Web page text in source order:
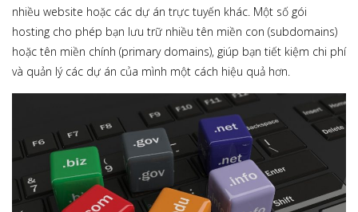
nhiều website hoặc các dự án trực tuyến khác. Một số gói
hosting cho phép bạn lưu trữ nhiều tên miền con (subdomains)
hoặc tên miền chính (primary domains), giúp bạn tiết kiệm chi phí
và quản lý các dự án của mình một cách hiệu quả hơn.